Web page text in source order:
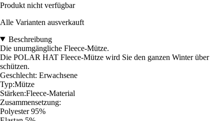
Produkt nicht verfügbar
Alle Varianten ausverkauft
Beschreibung
Die unumgängliche Fleece-Mütze.
Die POLAR HAT Fleece-Mütze wird Sie den ganzen Winter über
schützen.
Geschlecht: Erwachsene
Typ:Mütze
Stärken:Fleece-Material
Zusammensetzung:
Polyester 95%